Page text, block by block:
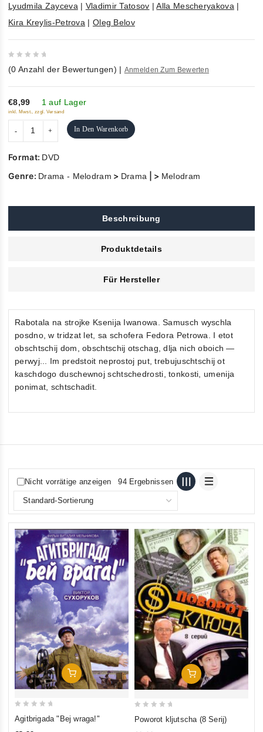
Lyudmila Zayceva | Vladimir Tatosov |Alla Mescheryakova |
Kira Kreylis-Petrova | Oleg Belov
out
of
5
(0 Anzahl der Bewertungen) | Anmelden Zum Bewerten
€8,99 1 auf Lager
inkl. Mwst., zzgl. Versand
In Den Warenkorb
Format: DVD
Genre: Drama - Melodram > Drama | > Melodram
Beschreibung
Produktdetails
Für Hersteller
Rabotala na strojke Ksenija Iwanowa. Samusch wyschla
posdno, w tridzat let, sa schofera Fedora Petrowa. I etot
obschtschij dom, obschtschij otschag, dlja nich oboich —
perwyj... Im predstoit neprostoj put, trebujuschtschij ot
kaschdogo duschewnoj schtschedrosti, tonkosti, umenija
ponimat, schtschadit.
Nicht vorrätige anzeigen 94 Ergebnissen
In Den Warenkorb
out
Agitbrigada "Bej wraga!"
In Den Warenkorb
Poworot kljutscha (8 Serij)